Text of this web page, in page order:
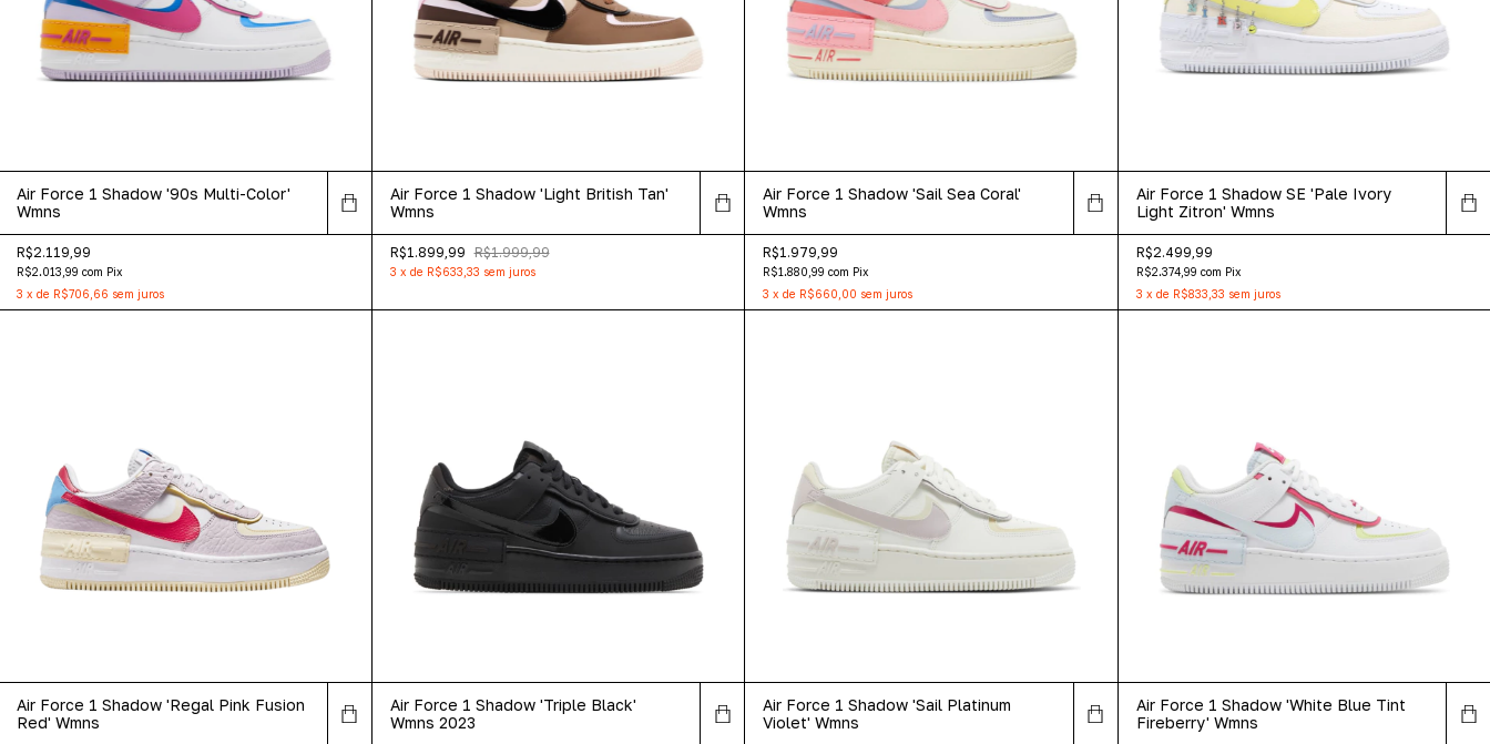
Air Force 1 Shadow '90s Multi-Color'
Wmns
R$2.119,99
R$2.013,99 com Pix
3 x de R$706,66 sem juros
Air Force 1 Shadow 'Light British Tan'
Wmns
R$1.899,99 R$1.999,99
3 x de R$633,33 sem juros
Air Force 1 Shadow 'Sail Sea Coral'
Wmns
R$1.979,99
R$1.880,99 com Pix
3 x de R$660,00 sem juros
Air Force 1 Shadow SE 'Pale Ivory
Light Zitron' Wmns
R$2.499,99
R$2.374,99 com Pix
3 x de R$833,33 sem juros
Air Force 1 Shadow 'Regal Pink Fusion
Red' Wmns
Air Force 1 Shadow 'Triple Black'
Wmns 2023
Air Force 1 Shadow 'Sail Platinum
Violet' Wmns
Air Force 1 Shadow 'White Blue Tint
Fireberry' Wmns